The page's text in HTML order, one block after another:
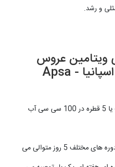
و رشد.
ویتامین عروس
هلندی عسلی آپسا اسپانیا - Apsa
یک سی سی در یک لیتر آب یا 5 قطره در 100 سی سی آب
استفاده از این محصول در دوره های مختلف 5 روز متوالی می